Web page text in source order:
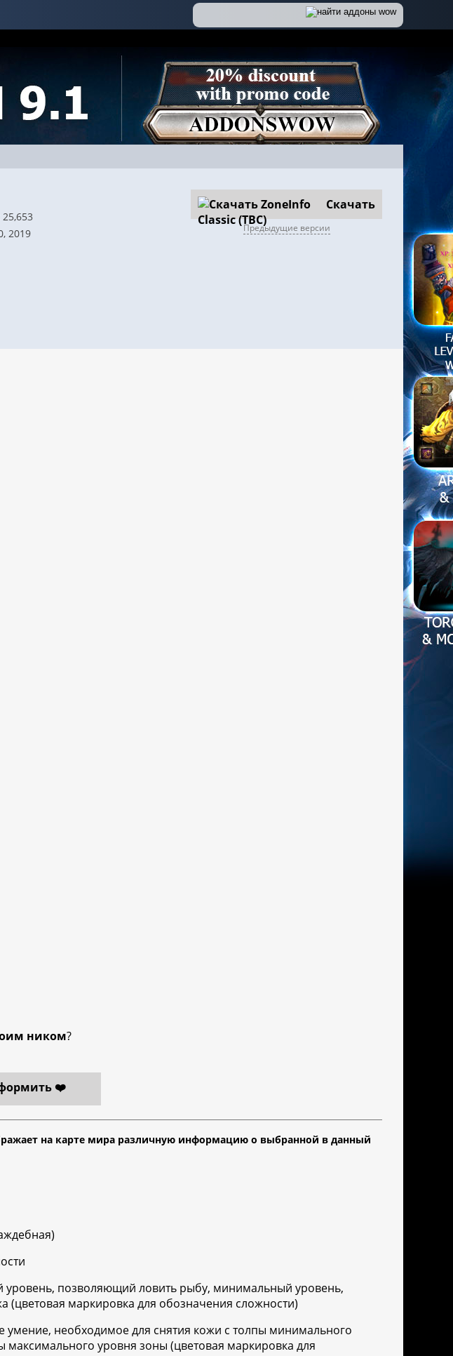
25,653
2019
Скачать
Предыдущие версии
ником?
❤️
на карте мира различную информацию о выбранной в данный
позволяющий ловить рыбу, минимальный уровень,
маркировка для обозначения сложности)
необходимое для снятия кожи с толпы минимального
уровня зоны (цветовая маркировка для